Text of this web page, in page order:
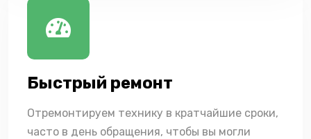
Быстрый ремонт
Отремонтируем технику в кратчайшие сроки,
часто в день обращения, чтобы вы могли